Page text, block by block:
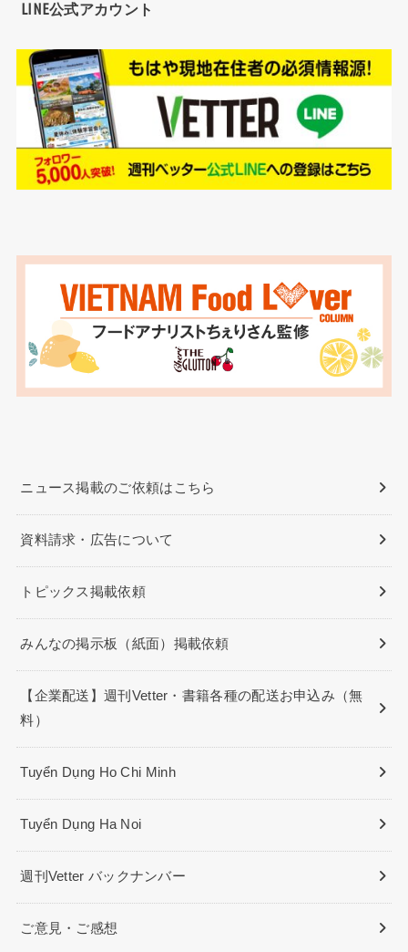
LINE公式アカウント
ニュース掲載のご依頼はこちら
資料請求・広告について
トピックス掲載依頼
みんなの掲示板（紙面）掲載依頼
【企業配送】週刊Vetter・書籍各種の配送お申込み（無
料）
Tuyển Dụng Ho Chi Minh
Tuyển Dụng Ha Noi
週刊Vetter バックナンバー
ご意見・ご感想